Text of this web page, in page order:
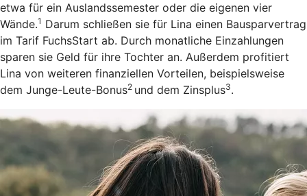
etwa für ein Auslandssemester oder die eigenen vier
Wände.1 Darum schließen sie für Lina einen Bausparvertrag
im Tarif FuchsStart ab. Durch monatliche Einzahlungen
sparen sie Geld für ihre Tochter an. Außerdem profitiert
Lina von weiteren finanziellen Vorteilen, beispielsweise
dem Junge-Leute-Bonus2 und dem Zinsplus3.